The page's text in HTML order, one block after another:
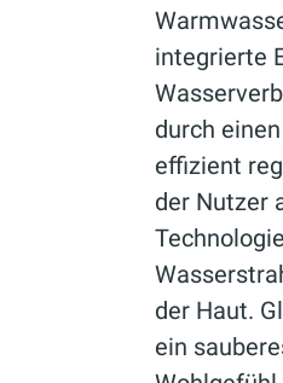
integrierte
durch
effizient
der Nutzer
der Haut.
ein